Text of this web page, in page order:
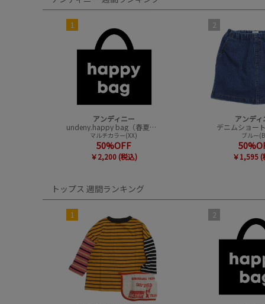
1
アンディニー
undeny.happy bag（春夏アイテムハッピーバック）
マルチカラー(XX)
50%OFF
￥2,200 (税込)
2
アンディ
デニムショー
ブルー
￥1,595 (
トップス 週間ランキング
1 2